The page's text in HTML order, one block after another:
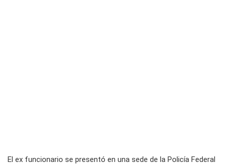
El ex funcionario se presentó en una sede de la Policía Federal